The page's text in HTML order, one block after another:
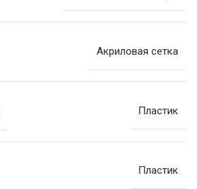
Акриловая сетка
Пластик
Пластик